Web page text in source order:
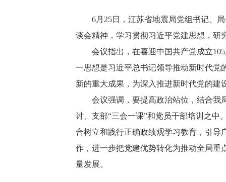
6月25日，江苏省地震局党组书记、
谈会精神，学习贯彻习近平党建思想，研
会议指出，在喜迎中国共产党成立
一思想是习近平总书记领导推动新时代党
新的重大成果，为深入推进新时代党的
会议强调，要提高政治站位，结合我
讨、支部“三会一课”和党员干部培训之中
合树立和践行正确政绩观学习教育，引导
作，进一步把党建优势转化为推动全局重
量发展。